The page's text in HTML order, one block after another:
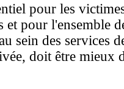
pour les
pour l'ensemble
sein des services
doit être mieux